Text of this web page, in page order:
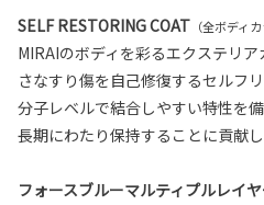
SELF RESTORING COAT （全ボディ
MIRAIのボディを彩るエクステリ
さなすり傷を自己修復するセルフ
分子レベルで結合しやすい特性を
長期にわたり保持することに貢献し
フォースブルーマルティプルレイ